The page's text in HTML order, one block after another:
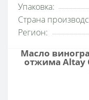
Упаковка:
Страна
Регион:
Масло
отжима Altay